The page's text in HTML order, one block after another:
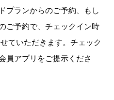
プランからのご予約、もし
ご予約で、チェックイン時
ていただきます。チェック
員アプリをご提示くださ